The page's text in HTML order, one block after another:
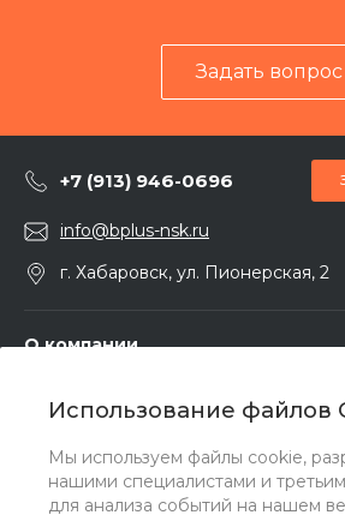
Использование файлов
Мы используем файлы cookie,
нашими специалистами и
для анализа событий на нашем
Задать вопрос
+7 (913) 946-0696
info@bplus-nsk.ru
г. Хабаровск, ул. Пионерская, 2
О компании
Услуги
Помощь